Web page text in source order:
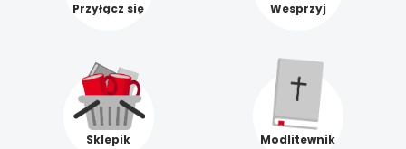
Przyłącz się Wesprzyj
Sklepik Modlitewnik